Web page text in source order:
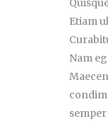
Etiam
Nam